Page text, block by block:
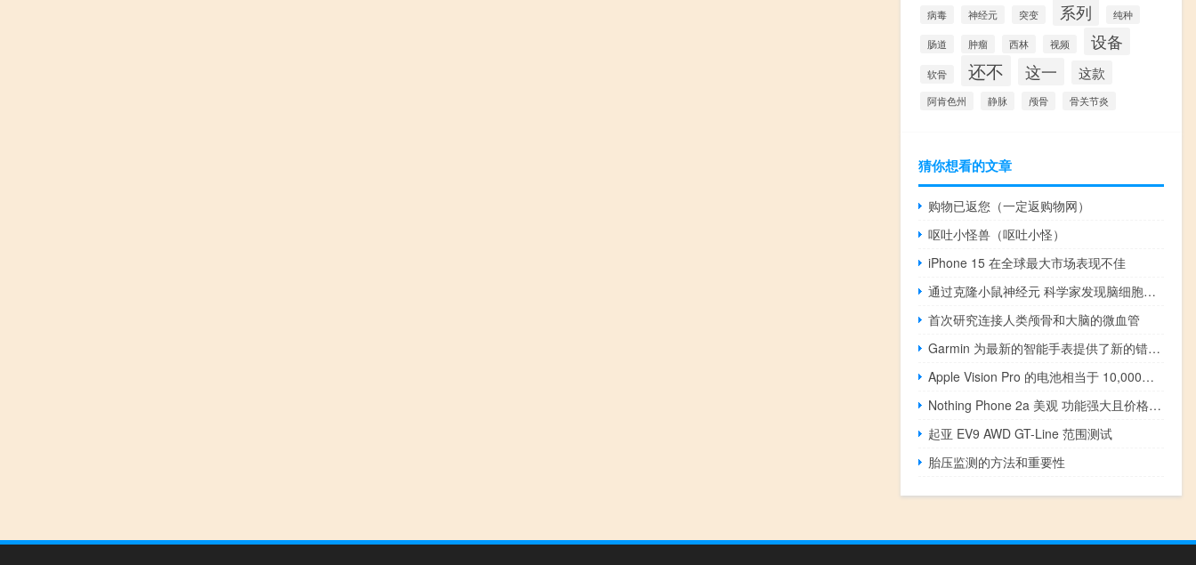
病毒 神经元 突变 系列 纯种
肠道 肿瘤 西林 视频 设备
软骨 还不 这一 这款
阿肯色州 静脉 颅骨 骨关节炎
猜你想看的文章
购物已返您（一定返购物网）
呕吐小怪兽（呕吐小怪）
iPhone 15 在全球最大市场表现不佳
通过克隆小鼠神经元 科学家发现脑细胞具有 100 多种独特突变
首次研究连接人类颅骨和大脑的微血管
Garmin 为最新的智能手表提供了新的错误修复和改进
Apple Vision Pro 的电池相当于 10,000mAh 移动电源
Nothing Phone 2a 美观 功能强大且价格低廉
起亚 EV9 AWD GT-Line 范围测试
胎压监测的方法和重要性